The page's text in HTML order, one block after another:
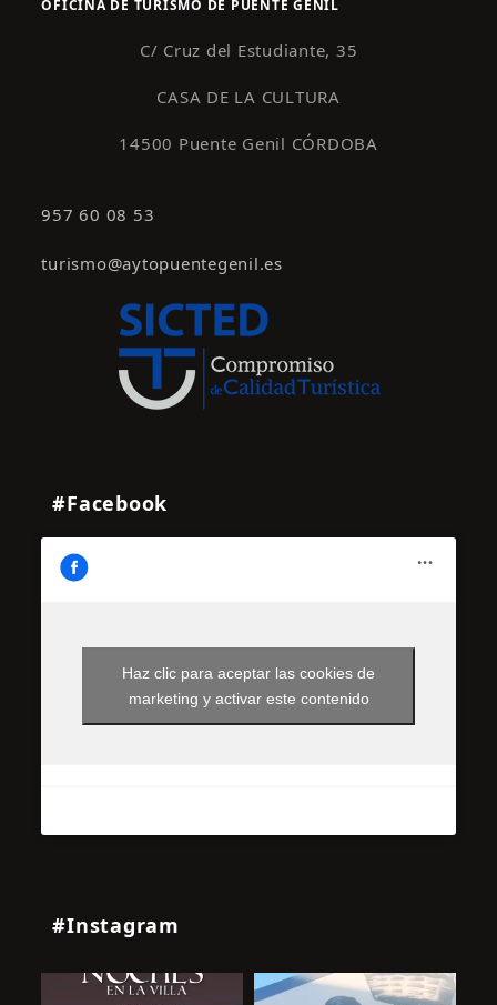
OFICINA DE TURISMO DE PUENTE GENIL
C/ Cruz del Estudiante, 35
CASA DE LA CULTURA
14500 Puente Genil CÓRDOBA
957 60 08 53
turismo@aytopuentegenil.es
#Facebook
Haz clic para aceptar las cookies de
marketing y activar este contenido
#Instagram